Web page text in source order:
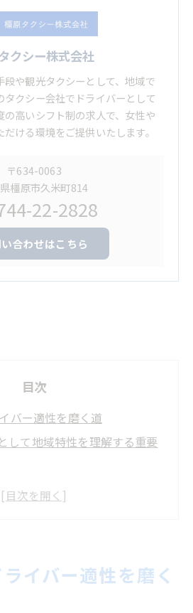
クシー株式会社
段や観光タクシーとして、地域で
タクシー会社でドライバーとして
高いシフト制の求人で、女性や
ける環境をご提供いたします。
〒634-0063
橿原市久米町814
22-2828
合わせはこちら
目次
バー適性を磨く道
して地域特性を理解する重要
につくドライバー適性の本質
イバー適性を磨く